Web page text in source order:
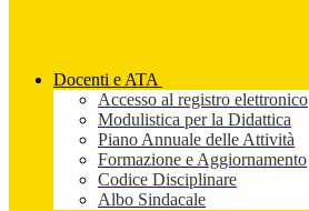
Docenti e ATA
Accesso al registro elettronico
Modulistica per la Didattica
Piano Annuale delle Attività
Formazione e Aggiornamento
Codice Disciplinare
Albo Sindacale